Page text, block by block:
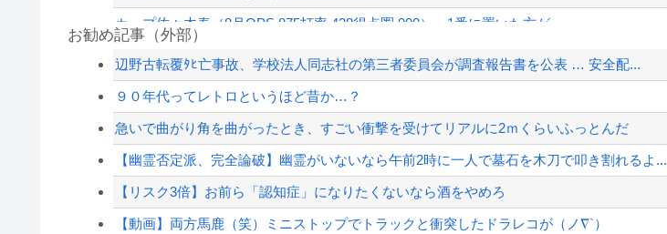
カープ佐々木泰（8月OPS.875打率.438得点圏.000）←1番に置いた方が...
クマが害獣扱いされる風潮にドラマ脚本家が不快感、「何度もクマに会ったことがあるけ...
【画像】髪型が完全に『鬼頭』な女キャラwwwwww
【衝撃】中国製ルーター20機種にバックドア発見！ ネットに繋ぐだけで35秒ごとに...
【草】アル中「水飲みたくない！」 グラス「はい転倒」
【配信者】「金バエ」のSNS更新が1週間途絶え、様々な憶測が飛び交う。1週間ぶり...
【緊急速報】NYで警官が黒人男性の首を絞め、暴動第二波不可避へ
お勧め記事（外部）
辺野古転覆ﾀﾋ亡事故、学校法人同志社の第三者委員会が調査報告書を公表 … 安全配...
９０年代ってレトロというほど昔か…？
急いで曲がり角を曲がったとき、すごい衝撃を受けてリアルに2ｍくらいふっとんだ
【幽霊否定派、完全論破】幽霊がいないなら午前2時に一人で墓石を木刀で叩き割れるよ...
【リスク3倍】お前ら「認知症」になりたくないなら酒をやめろ
【動画】両方馬鹿（笑）ミニストップでトラックと衝突したドラレコが（ノ∇`）